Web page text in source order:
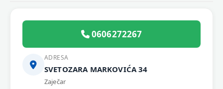
0606272267
ADRESA
SVETOZARA MARKOVIĆA 34
Zaječar